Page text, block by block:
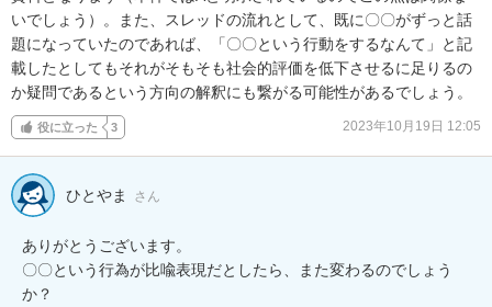
いでしょう）。また、スレッドの流れとして、既に〇〇がずっと話
題になっていたのであれば、「〇〇という行動をするなんて」と記
載したとしてもそれがそもそも社会的評価を低下させるに足りるの
か疑問であるという方向の解釈にも繋がる可能性があるでしょう。
役に立った 3 2023年10月19日 12:05
ひとやま さん
ありがとうございます。
〇〇という行為が比喩表現だとしたら、また変わるのでしょう
か？